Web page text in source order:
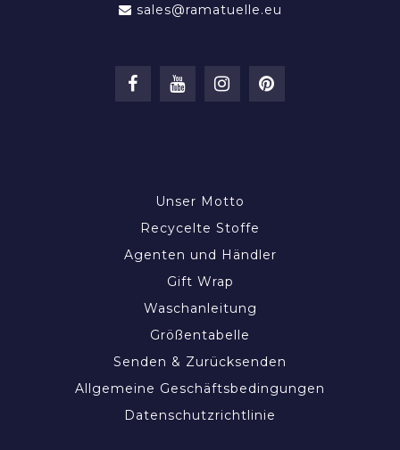
sales@ramatuelle.eu
Unser Motto
Recycelte Stoffe
Agenten und Händler
Gift Wrap
Waschanleitung
Größentabelle
Senden & Zurücksenden
Allgemeine Geschäftsbedingungen
Datenschutzrichtlinie